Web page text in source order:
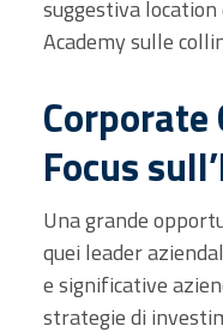
suggestiva
Academy sulle
Corporate
Focus
Una grande
quei leader
e significative
strategie di